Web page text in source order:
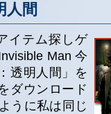
人間
イテム探しゲ
Man 今
透明人間」を
ダウンロード
うに私は同じ